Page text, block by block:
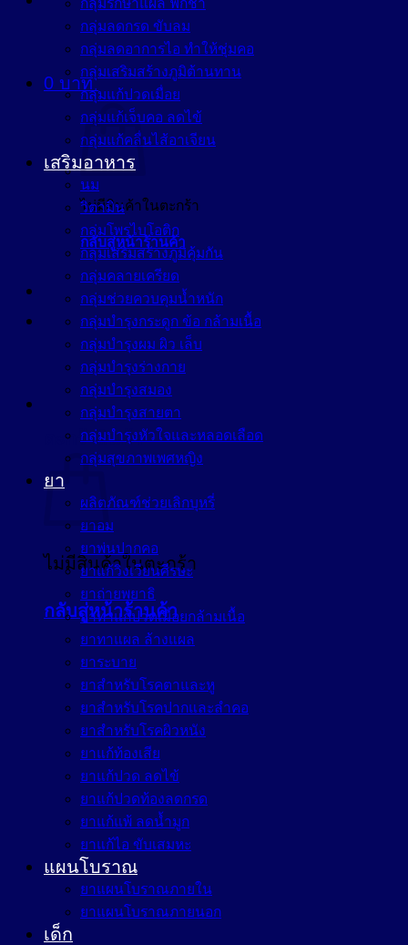
0 บาท
ไม่มีสินค้าในตะกร้า
กลับสู่หน้าร้านค้า
ตะกร้าสินค้า
ไม่มีสินค้าในตะกร้า
กลับสู่หน้าร้านค้า
กลุ่มรักษาแผล ฟกช้ำ
กลุ่มลดกรด ขับลม
กลุ่มลดอาการไอ ทำให้ชุ่มคอ
กลุ่มเสริมสร้างภูมิต้านทาน
กลุ่มแก้ปวดเมื่อย
กลุ่มแก้เจ็บคอ ลดไข้
กลุ่มแก้คลื่นไส้อาเจียน
เสริมอาหาร
นม
วิตามิน
กลุ่มโพรไบโอติก
กลุ่มเสริมสร้างภูมิคุ้มกัน
กลุ่มคลายเครียด
กลุ่มช่วยควบคุมน้ำหนัก
กลุ่มบำรุงกระดูก ข้อ กล้ามเนื้อ
กลุ่มบำรุงผม ผิว เล็บ
กลุ่มบำรุงร่างกาย
กลุ่มบำรุงสมอง
กลุ่มบำรุงสายตา
กลุ่มบำรุงหัวใจและหลอดเลือด
กลุ่มสุขภาพเพศหญิง
ยา
ผลิตภัณฑ์ช่วยเลิกบุหรี่
ยาอม
ยาพ่นปากคอ
ยาแก้วิงเวียนศีรษะ
ยาถ่ายพยาธิ
ยาทาแก้ปวดเมื่อยกล้ามเนื้อ
ยาทาแผล ล้างแผล
ยาระบาย
ยาสำหรับโรคตาและหู
ยาสำหรับโรคปากและลำคอ
ยาสำหรับโรคผิวหนัง
ยาแก้ท้องเสีย
ยาแก้ปวด ลดไข้
ยาแก้ปวดท้องลดกรด
ยาแก้แพ้ ลดน้ำมูก
ยาแก้ไอ ขับเสมหะ
แผนโบราณ
ยาแผนโบราณภายใน
ยาแผนโบราณภายนอก
เด็ก